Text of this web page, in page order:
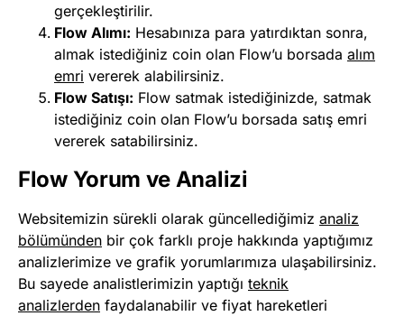
gerçekleştirilir.
Flow Alımı: Hesabınıza para yatırdıktan sonra,
almak istediğiniz coin olan Flow’u borsada alım
emri vererek alabilirsiniz.
Flow Satışı: Flow satmak istediğinizde, satmak
istediğiniz coin olan Flow’u borsada satış emri
vererek satabilirsiniz.
Flow Yorum ve Analizi
Websitemizin sürekli olarak güncellediğimiz analiz
bölümünden bir çok farklı proje hakkında yaptığımız
analizlerimize ve grafik yorumlarımıza ulaşabilirsiniz.
Bu sayede analistlerimizin yaptığı teknik
analizlerden faydalanabilir ve fiyat hareketleri